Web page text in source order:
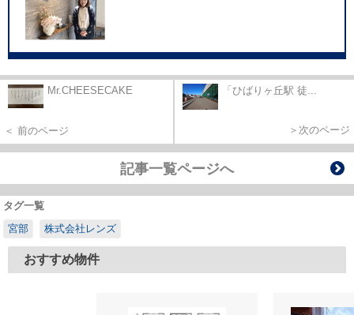
Mr.CHEESECAKE
＜ 前のページ
「ひばりヶ丘駅 徒...
＞次のページ
記事一覧ページへ
タグ一覧
宮部
株式会社レンズ
おすすめ物件